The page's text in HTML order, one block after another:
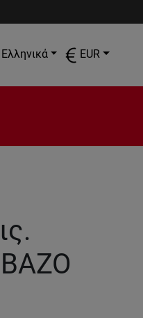
Ελληνικά EUR
ΒΑΖΟ